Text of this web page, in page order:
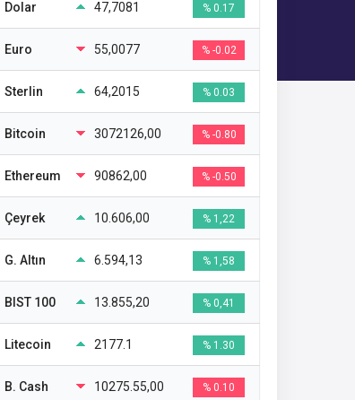
Dolar 47,7081 % 0.17
Euro 55,0077 % -0.02
Sterlin 64,2015 % 0.03
Bitcoin 3072126,00 % -0.80
Ethereum 90862,00 % -0.50
Çeyrek 10.606,00 % 1,22
G. Altın 6.594,13 % 1,58
BIST 100 13.855,20 % 0,41
Litecoin 2177.1 % 1.30
B. Cash 10275.55,00 % 0.10